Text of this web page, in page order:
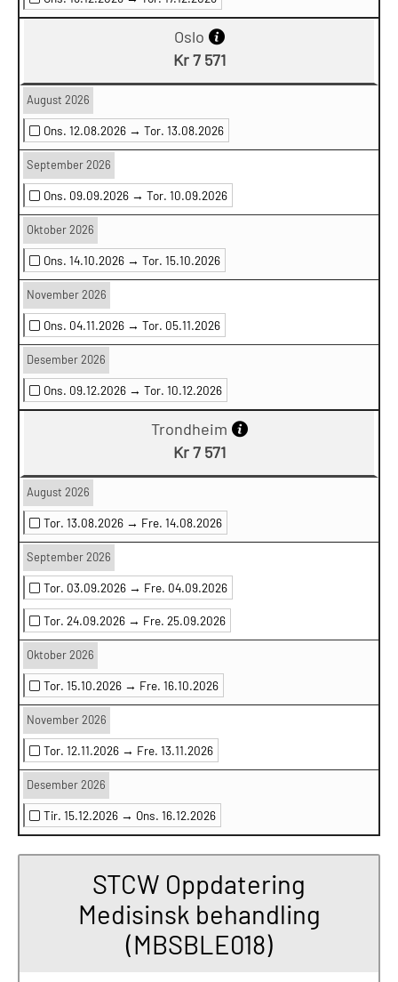
Oslo
Kr 7 571
August 2026
Ons. 12.08.2026 → Tor. 13.08.2026
September 2026
Ons. 09.09.2026 → Tor. 10.09.2026
Oktober 2026
Ons. 14.10.2026 → Tor. 15.10.2026
November 2026
Ons. 04.11.2026 → Tor. 05.11.2026
Desember 2026
Ons. 09.12.2026 → Tor. 10.12.2026
Trondheim
Kr 7 571
August 2026
Tor. 13.08.2026 → Fre. 14.08.2026
September 2026
Tor. 03.09.2026 → Fre. 04.09.2026
Tor. 24.09.2026 → Fre. 25.09.2026
Oktober 2026
Tor. 15.10.2026 → Fre. 16.10.2026
November 2026
Tor. 12.11.2026 → Fre. 13.11.2026
Desember 2026
Tir. 15.12.2026 → Ons. 16.12.2026
STCW Oppdatering
Medisinsk behandling
(MBSBLE018)